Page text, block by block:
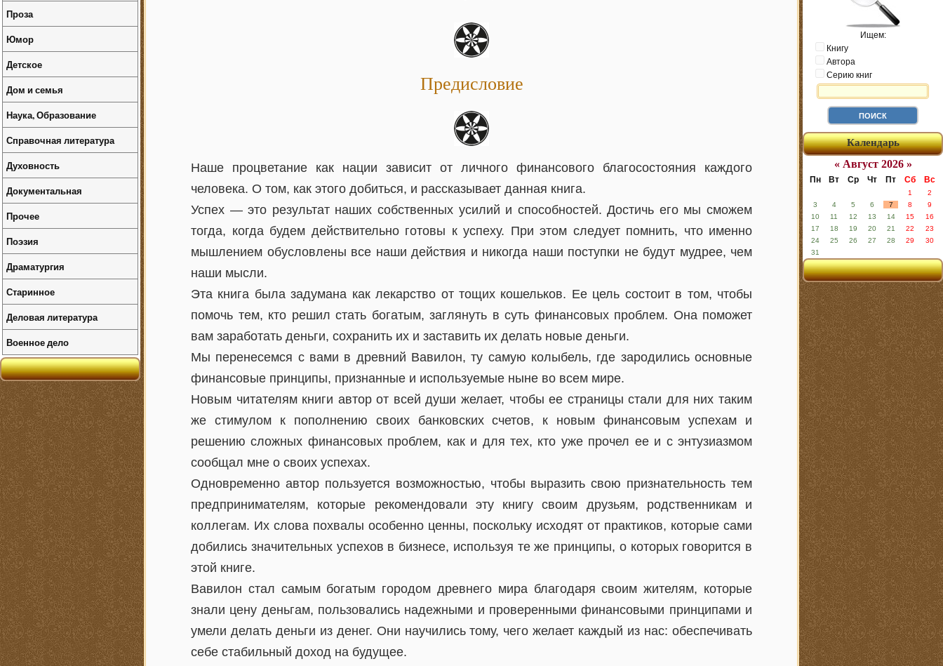
Предисловие
Наше процветание как нации зависит от личного финансового благосостояния каждого
человека. О том, как этого добиться, и рассказывает данная книга.
Успех — это результат наших собственных усилий и способностей. Достичь его мы сможем
тогда, когда будем действительно готовы к успеху. При этом следует помнить, что именно
мышлением обусловлены все наши действия и никогда наши поступки не будут мудрее, чем
наши мысли.
Эта книга была задумана как лекарство от тощих кошельков. Ее цель состоит в том, чтобы
помочь тем, кто решил стать богатым, заглянуть в суть финансовых проблем. Она поможет
вам заработать деньги, сохранить их и заставить их делать новые деньги.
Мы перенесемся с вами в древний Вавилон, ту самую колыбель, где зародились основные
финансовые принципы, признанные и используемые ныне во всем мире.
Новым читателям книги автор от всей души желает, чтобы ее страницы стали для них таким
же стимулом к пополнению своих банковских счетов, к новым финансовым успехам и
решению сложных финансовых проблем, как и для тех, кто уже прочел ее и с энтузиазмом
сообщал мне о своих успехах.
Одновременно автор пользуется возможностью, чтобы выразить свою признательность тем
предпринимателям, которые рекомендовали эту книгу своим друзьям, родственникам и
коллегам. Их слова похвалы особенно ценны, поскольку исходят от практиков, которые сами
добились значительных успехов в бизнесе, используя те же принципы, о которых говорится в
этой книге.
Вавилон стал самым богатым городом древнего мира благодаря своим жителям, которые
знали цену деньгам, пользовались надежными и проверенными финансовыми принципами и
умели делать деньги из денег. Они научились тому, чего желает каждый из нас: обеспечивать
себе стабильный доход на будущее.
Ищем:
Книгу
Автора
Серию книг
Календарь
« Август 2026 »
Пн Вт Ср Чт Пт Сб Вс
1
2
3
4 5 6 7 8
9
10
11 12 13 14 15
16
17
18 19 20 21 22
23
24
25 26 27 28 29
30
31
Проза
Юмор
Детское
Дом и семья
Наука, Образование
Справочная литература
Духовность
Документальная
Прочее
Поэзия
Драматургия
Старинное
Деловая литература
Военное дело